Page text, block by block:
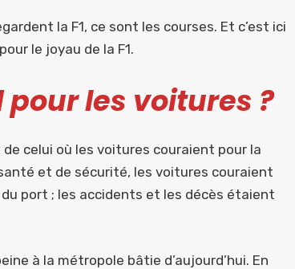
la F1, ce sont les courses. Et c’est ici
le joyau de la F1.
les voitures ?
celui où les voitures couraient pour la
et de sécurité, les voitures couraient
port ; les accidents et les décès étaient
à la métropole bâtie d’aujourd’hui. En